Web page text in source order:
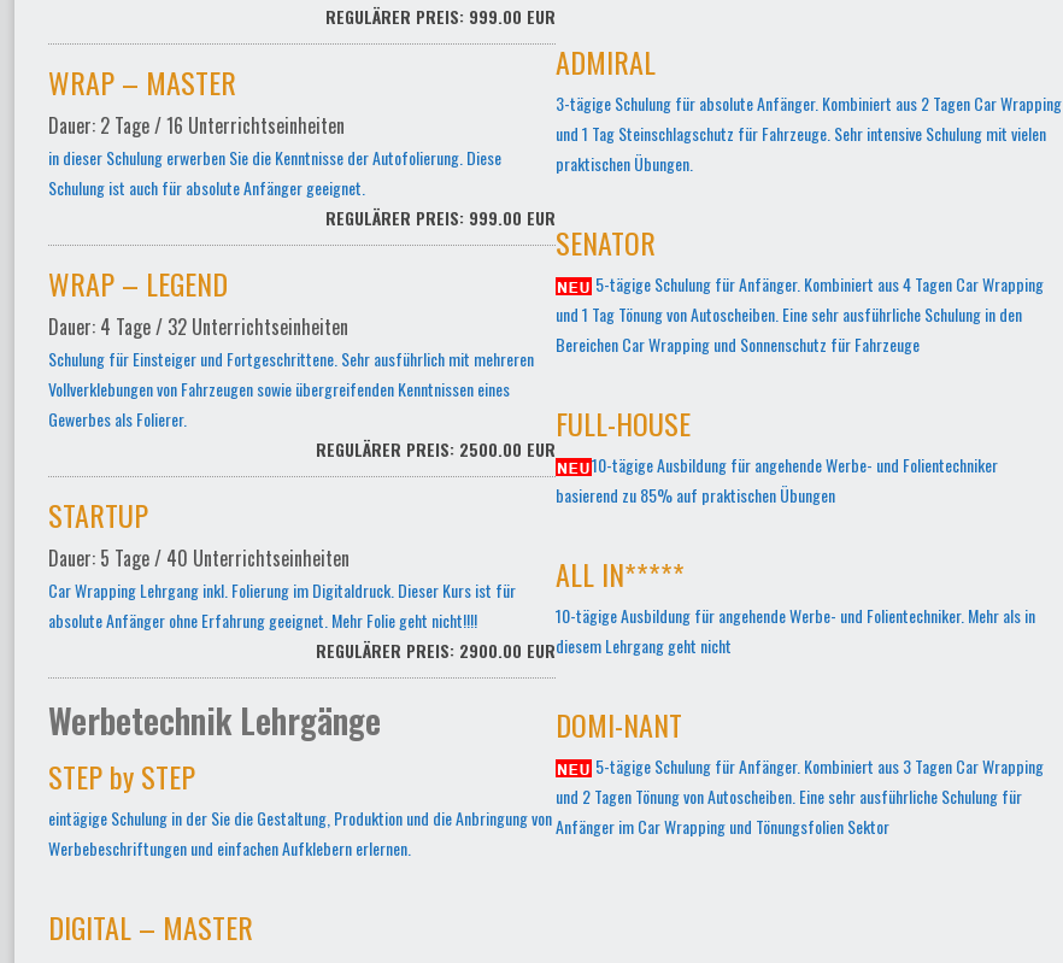
REGULÄRER PREIS: 999.00 EUR
WRAP – MASTER
Dauer: 2 Tage / 16 Unterrichtseinheiten
in dieser Schulung erwerben Sie die Kenntnisse der Autofolierung. Diese
Schulung ist auch für absolute Anfänger geeignet.
REGULÄRER PREIS: 999.00 EUR
WRAP – LEGEND
Dauer: 4 Tage / 32 Unterrichtseinheiten
Schulung für Einsteiger und Fortgeschrittene. Sehr ausführlich mit mehreren
Vollverklebungen von Fahrzeugen sowie übergreifenden Kenntnissen eines
Gewerbes als Folierer.
REGULÄRER PREIS: 2500.00 EUR
STARTUP
Dauer: 5 Tage / 40 Unterrichtseinheiten
Car Wrapping Lehrgang inkl. Folierung im Digitaldruck. Dieser Kurs ist für
absolute Anfänger ohne Erfahrung geeignet. Mehr Folie geht nicht!!!!
REGULÄRER PREIS: 2900.00 EUR
Werbetechnik Lehrgänge
STEP by STEP
eintägige Schulung in der Sie die Gestaltung, Produktion und die Anbringung von
Werbebeschriftungen und einfachen Aufklebern erlernen.
DIGITAL – MASTER
ADMIRAL
3-tägige Schulung für absolute Anfänger. Kombiniert aus 2 Tagen Car Wrapping
und 1 Tag Steinschlagschutz für Fahrzeuge. Sehr intensive Schulung mit vielen
praktischen Übungen.
SENATOR
5-tägige Schulung für Anfänger. Kombiniert aus 4 Tagen Car Wrapping
und 1 Tag Tönung von Autoscheiben. Eine sehr ausführliche Schulung in den
Bereichen Car Wrapping und Sonnenschutz für Fahrzeuge
FULL-HOUSE
10-tägige Ausbildung für angehende Werbe- und Folientechniker
basierend zu 85% auf praktischen Übungen
ALL IN*****
10-tägige Ausbildung für angehende Werbe- und Folientechniker. Mehr als in
diesem Lehrgang geht nicht
DOMI-NANT
5-tägige Schulung für Anfänger. Kombiniert aus 3 Tagen Car Wrapping
und 2 Tagen Tönung von Autoscheiben. Eine sehr ausführliche Schulung für
Anfänger im Car Wrapping und Tönungsfolien Sektor